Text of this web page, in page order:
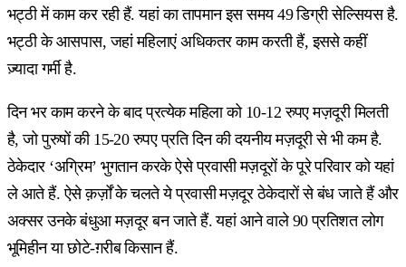
भट्ठी में काम कर रही हैं. यहां का तापमान इस समय 49 डिग्री सेल्सियस है.
भट्ठी के आसपास, जहां महिलाएं अधिकतर काम करती हैं, इससे कहीं
ज़्यादा गर्मी है.
दिन भर काम करने के बाद प्रत्येक महिला को 10-12 रुपए मज़दूरी मिलती
है, जो पुरुषों की 15-20 रुपए प्रति दिन की दयनीय मज़दूरी से भी कम है.
ठेकेदार ‘अग्रिम’ भुगतान करके ऐसे प्रवासी मज़दूरों के पूरे परिवार को यहां
ले आते हैं. ऐसे क़र्ज़ों के चलते ये प्रवासी मज़दूर ठेकेदारों से बंध जाते हैं और
अक्सर उनके बंधुआ मज़दूर बन जाते हैं. यहां आने वाले 90 प्रतिशत लोग
भूमिहीन या छोटे-ग़रीब किसान हैं.